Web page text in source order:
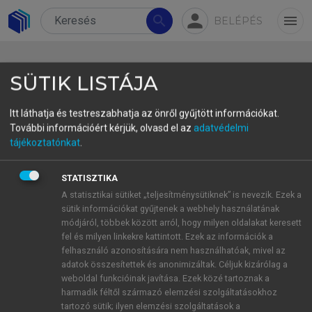
search person BELÉPÉS menu
6.4. Etikai és adatvédelmi
kihívások
Az okos turizmus térnyerésével párhuzamosan
az adatvédelem és az etika kérdései a
legkritikusabb témák közé emelkedtek. A személyre
szabott élmények megvalósításához a rendszerek
nagy mennyiségű, gyakran érzékeny adatot –
helymeghatározási információkat, fogyasztói
szokásokat, viselkedési mintákat – gyűjtenek. A
SÜTIK LISTÁJA
Itt láthatja és testreszabhatja az önről gyűjtött információkat.
További információért kérjük, olvasd el az adatvédelmi
tájékoztatónkat.
STATISZTIKA
A statisztikai sütiket „teljesítménysütiknek” is nevezik. Ezek a
sütik információkat gyűjtenek a webhely használatának
módjáról, többek között arról, hogy milyen oldalakat keresett
fel és milyen linkekre kattintott. Ezek az információk a
felhasználó azonosítására nem használhatóak, mivel az
adatok összesítettek és anonimizáltak. Céljuk kizárólag a
weboldal funkcióinak javítása. Ezek közé tartoznak a
harmadik féltől származó elemzési szolgáltatásokhoz
tartozó sütik; ilyen elemzési szolgáltatások a